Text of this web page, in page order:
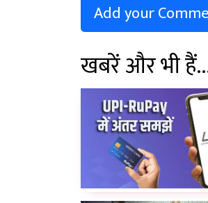
Add your
खबरें और भी